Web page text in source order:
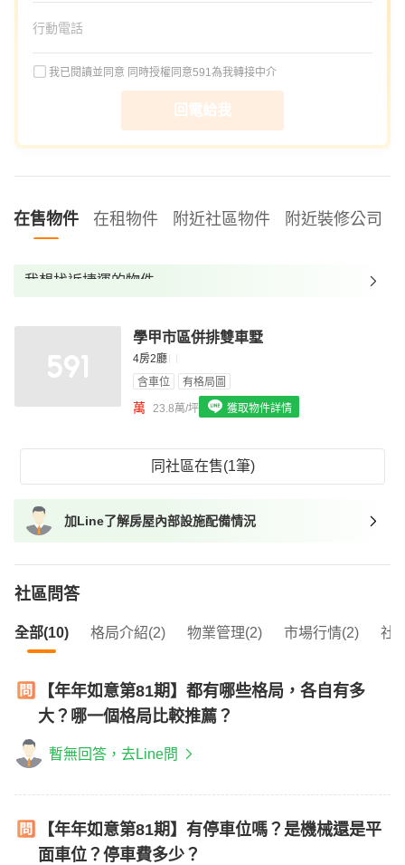
我已閱讀並同意 同時授權同意591為我轉接中介
回電給我
在售物件 在租物件 附近社區物件 附近裝修公司
我想找近捷運的物件
我想找配備瓦斯爐的物件
我想找廁所開窗的物件
我想找具垃圾處理的物件
學甲市區併排雙車墅
4房2廳
含車位
有格局圖
萬 23.8萬/坪 獲取物件詳情
同社區在售(1筆)
加Line了解房屋內部設施配備情況
社區問答
全部(10) 格局介紹(2) 物業管理(2) 市場行情(2) 社
【年年如意第81期】都有哪些格局，各自有多
大？哪一個格局比較推薦？
暫無回答，去Line問
【年年如意第81期】有停車位嗎？是機械還是平
面車位？停車費多少？